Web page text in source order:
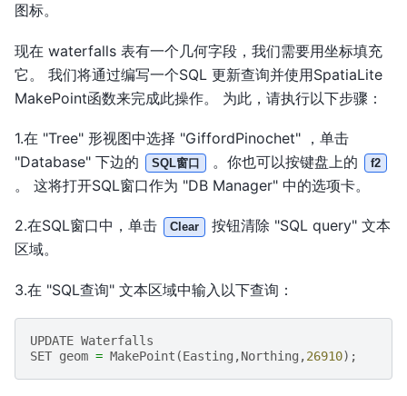
图标。
现在 waterfalls 表有一个几何字段，我们需要用坐标填充
它。 我们将通过编写一个SQL 更新查询并使用SpatiaLite
MakePoint函数来完成此操作。 为此，请执行以下步骤：
1.在 "Tree" 形视图中选择 "GiffordPinochet" ，单击
"Database" 下边的
SQL窗口 。你也可以按键盘上的 f2
。 这将打开SQL窗口作为 "DB Manager" 中的选项卡。
2.在SQL窗口中，单击 Clear
按钮清除 "SQL query" 文本
区域。
3.在 "SQL查询" 文本区域中输入以下查询：
UPDATE Waterfalls
SET geom = MakePoint (Easting ,Northing ,26910);